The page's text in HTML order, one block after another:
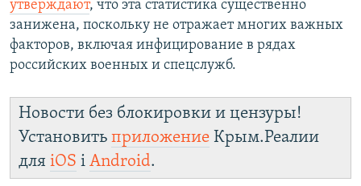
утверждают, что эта статистика существенно
занижена, поскольку не отражает многих важных
факторов, включая инфицирование в рядах
российских военных и спецслужб.
Новости без блокировки и цензуры!
Установить приложение Крым.Реалии
для iOS і Android.